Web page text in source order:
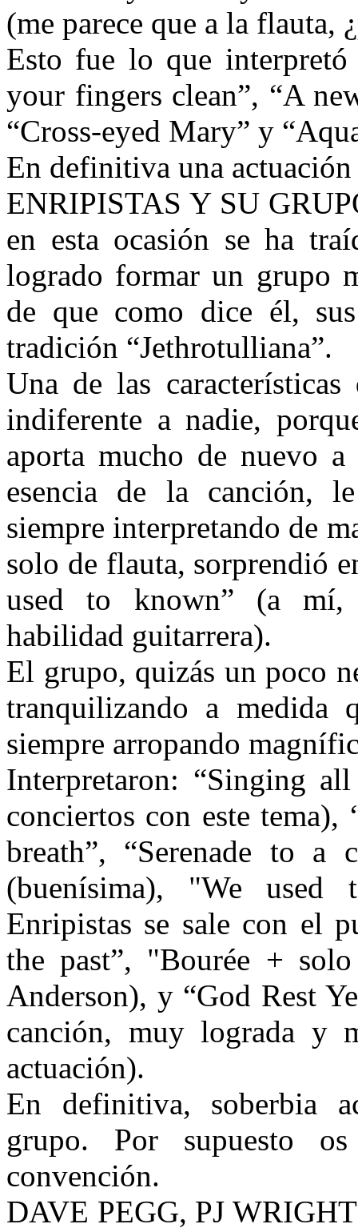
(me parece que a la flauta,
Esto fue lo que interpretó
your fingers clean”, “A
“Cross-eyed Mary” y
En definitiva una
ENRIPISTAS Y SU
en esta ocasión se ha
logrado formar un grupo
de que como dice él,
tradición “Jethrotulliana”.
Una de las
indiferente a nadie,
aporta mucho de nuevo
esencia de la canción,
siempre interpretando de
solo de flauta, sorprendió
used to known” (a mí,
habilidad guitarrera).
El grupo, quizás un poco
tranquilizando a medida
siempre arropando
Interpretaron: “Singing
conciertos con este
breath”, “Serenade to a
(buenísima), "We
Enripistas se sale con el
the past”, "Bourée +
Anderson), y “God Rest
canción, muy lograda y
actuación).
En definitiva, soberbia
grupo. Por supuesto
convención.
DAVE PEGG, PJ